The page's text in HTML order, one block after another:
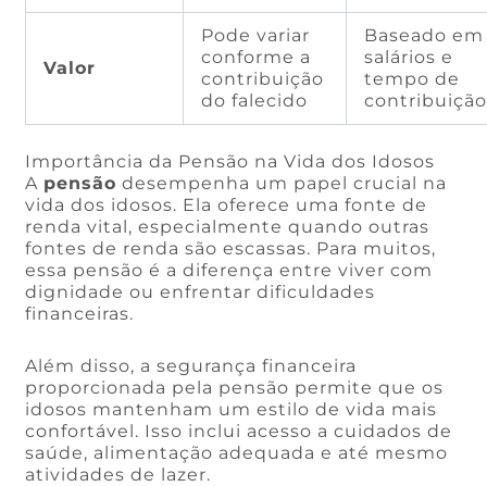
Valor
Pode variar
conforme a
contribuição
do falecido
Baseado em
salários e
tempo de
contribuição
Importância da Pensão na Vida dos Idosos
A pensão desempenha um papel crucial na
vida dos idosos. Ela oferece uma fonte de
renda vital, especialmente quando outras
fontes de renda são escassas. Para muitos,
essa pensão é a diferença entre viver com
dignidade ou enfrentar dificuldades
financeiras.
Além disso, a segurança financeira
proporcionada pela pensão permite que os
idosos mantenham um estilo de vida mais
confortável. Isso inclui acesso a cuidados de
saúde, alimentação adequada e até mesmo
atividades de lazer.